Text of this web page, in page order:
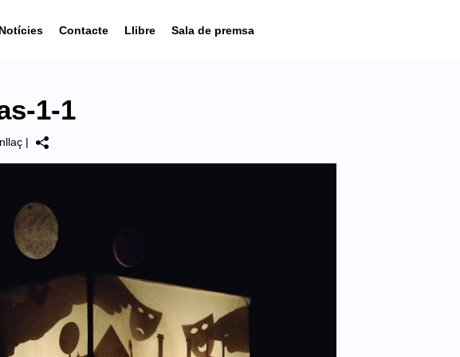
Notícies Contacte Llibre Sala de premsa
1-1
|